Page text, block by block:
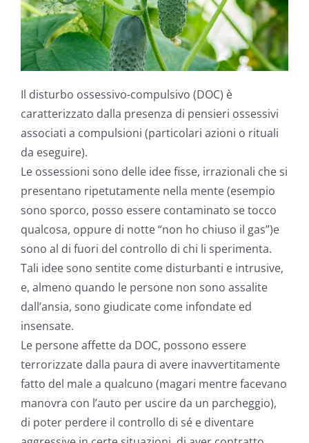
Il disturbo ossessivo-compulsivo (DOC) è
caratterizzato dalla presenza di pensieri ossessivi
associati a compulsioni (particolari azioni o rituali
da eseguire).
Le ossessioni sono delle idee fisse, irrazionali che si
presentano ripetutamente nella mente (esempio
sono sporco, posso essere contaminato se tocco
qualcosa, oppure di notte “non ho chiuso il gas”)e
sono al di fuori del controllo di chi li sperimenta.
Tali idee sono sentite come disturbanti e intrusive,
e, almeno quando le persone non sono assalite
dall’ansia, sono giudicate come infondate ed
insensate.
Le persone affette da DOC, possono essere
terrorizzate dalla paura di avere inavvertitamente
fatto del male a qualcuno (magari mentre facevano
manovra con l’auto per uscire da un parcheggio),
di poter perdere il controllo di sé e diventare